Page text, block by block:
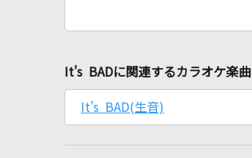
It's BADに関連するカラオケ楽曲
It's BAD(生音)